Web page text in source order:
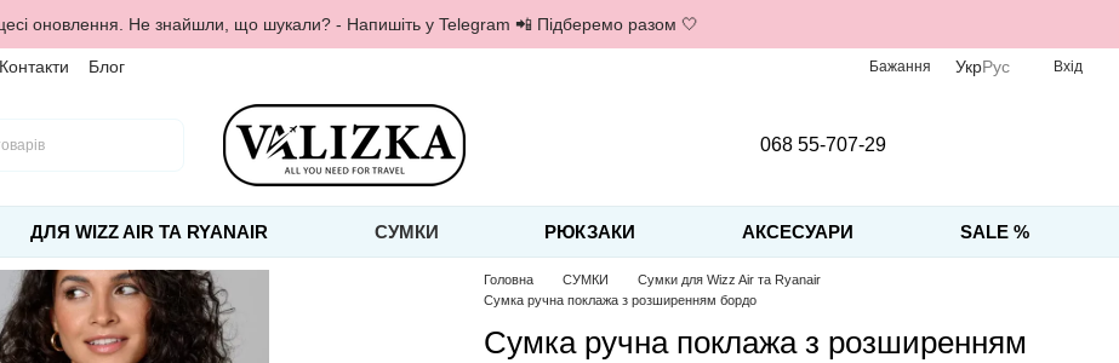
оновлення. Не знайшли, що шукали? - Напишіть у Telegram 📲 Підберемо разом 🤍
Контакти Блог Бажання УкрРус Вхід
068 55-707-29
ДЛЯ WIZZ AIR ТА RYANAIR СУМКИ РЮКЗАКИ АКСЕСУАРИ SALE %
Головна СУМКИ
Сумки для Wizz Air та Ryanair
Сумка ручна поклажа з розширенням бордо
Сумка ручна поклажа з розширенням